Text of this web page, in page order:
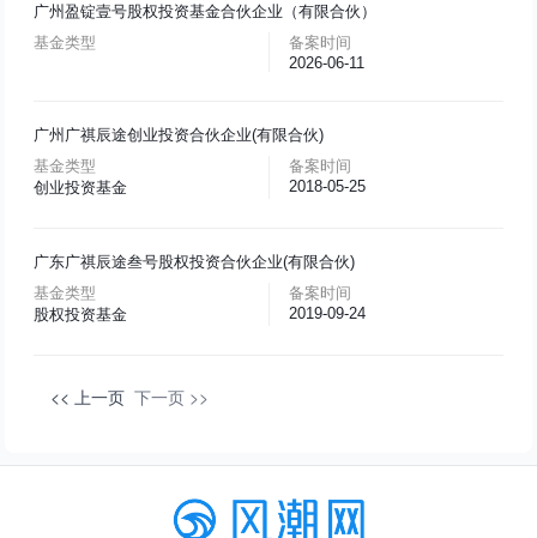
广州盈锭壹号股权投资基金合伙企业（有限合伙）
基金类型
备案时间
2026-06-11
广州广祺辰途创业投资合伙企业(有限合伙)
基金类型
创业投资基金
备案时间
2018-05-25
广东广祺辰途叁号股权投资合伙企业(有限合伙)
基金类型
股权投资基金
备案时间
2019-09-24
<< 上一页 下一页 >>